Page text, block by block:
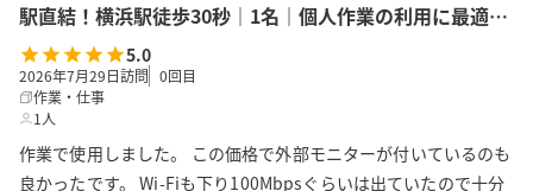
駅直結！横浜駅徒歩30秒｜1名｜個人作業の利用に最適！エキニア横浜｜5階ハマポート「コワーキングスペース」A
5.0
2026年7月29日訪問 0回目
作業・仕事
1人
作業で使用しました。 この価格で外部モニターが付いているのも
良かったです。 Wi-Fiも下り100Mbpsぐらいは出ていたので十分